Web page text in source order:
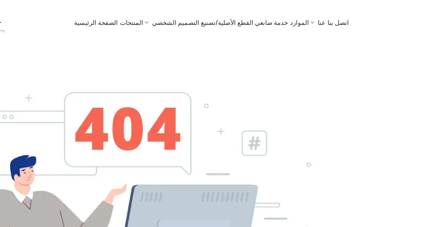
الصفحة الرئيسية المنتجات خدمة صانعي القطع الأصلية/تصنيع التصميم الشخصي الموارد عنا اتصل بنا